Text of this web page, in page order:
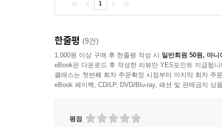
1
한줄평 (9건)
1,000원 이상 구매 후 한줄평 작성 시 일반회원 50원, 마니
eBook은 다운로드 후 작성한 리뷰만 YES포인트 지급됩니
클래스는 첫번째 회차 주문확정 시점부터 마지막 회차 주
eBook 페이백, CD/LP, DVD/Blu-ray, 패션 및 판매금지 상
평점